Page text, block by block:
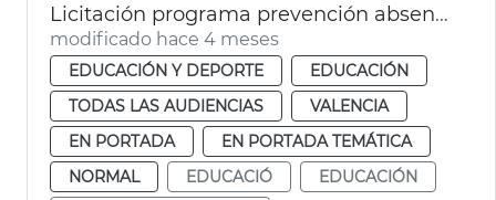
Licitación programa prevención absentismo escolar Ayuntamiento València
modificado hace 4 meses
EDUCACIÓN Y DEPORTE
EDUCACIÓN
TODAS LAS AUDIENCIAS
VALENCIA
EN PORTADA
EN PORTADA TEMÁTICA
NORMAL
EDUCACIÓ
EDUCACIÓN